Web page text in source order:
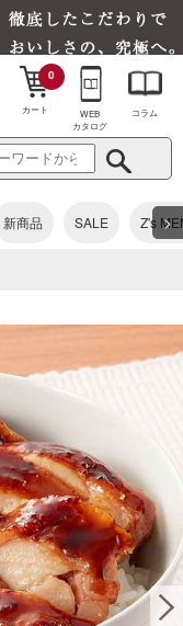
カート
0
WEB
カタログ
コラム
新商品 SALE Z's >